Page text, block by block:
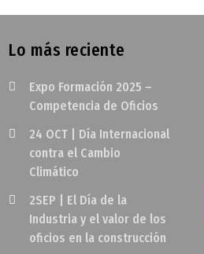
Lo más reciente
Expo Formación 2025 –
Competencia de Oficios
24 OCT | Día Internacional
contra el Cambio
Climático
2SEP | El Día de la
Industria y el valor de los
oficios en la construcción